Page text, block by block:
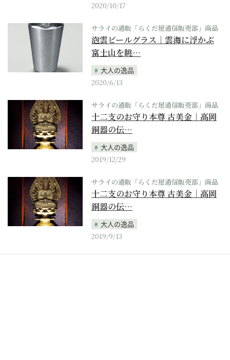
2020/10/17
サライの通販「らくだ屋通信販売部」商品
泡雲ビールグラス｜雲海に浮かぶ
富士山を眺…
大人の逸品
2020/6/13
サライの通販「らくだ屋通信販売部」商品
十二支のお守り本尊 古美金｜高岡
銅器の伝…
大人の逸品
2019/12/29
サライの通販「らくだ屋通信販売部」商品
十二支のお守り本尊 古美金｜高岡
銅器の伝…
大人の逸品
2019/9/13